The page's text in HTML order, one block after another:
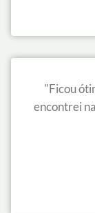
"Ficou
encontrei